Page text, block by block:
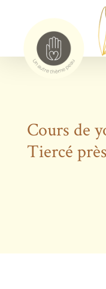
Cours de
Tiercé